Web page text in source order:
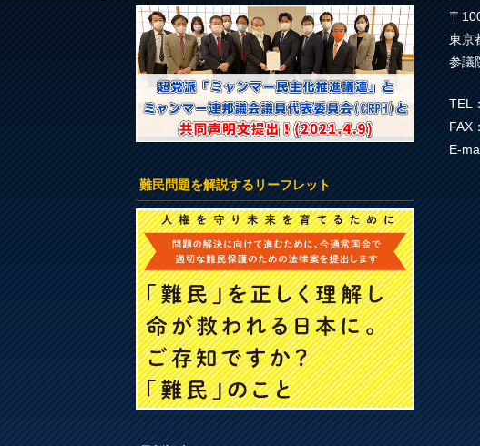
難民問題を解説するリーフレット
〒
東京
参議
TEL
FAX
E-